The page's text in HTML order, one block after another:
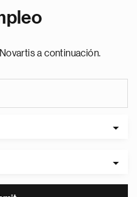
a continuación.